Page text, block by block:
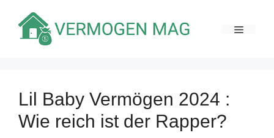
Inhalt
springen
Lil Baby Vermögen 2024 :
Wie reich ist der Rapper?